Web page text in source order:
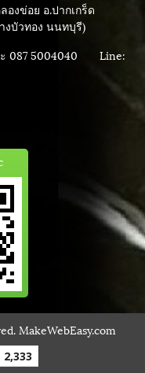
องข่อย อ.ปากเกร็ด
งบัวทอง นนทบุรี)
ะ 087 5004040 Line:
MakeWebEasy.com
2,333